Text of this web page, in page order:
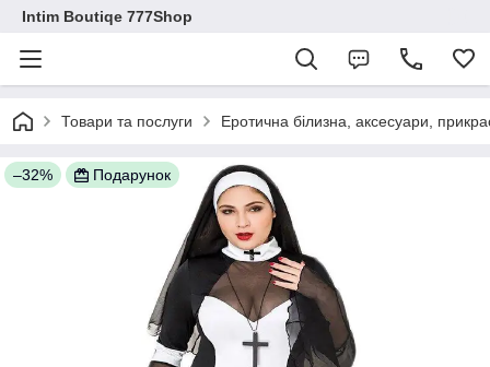
Intim Boutiqe 777Shop
Товари та послуги Еротична білизна, аксесуари,
–32% Подарунок